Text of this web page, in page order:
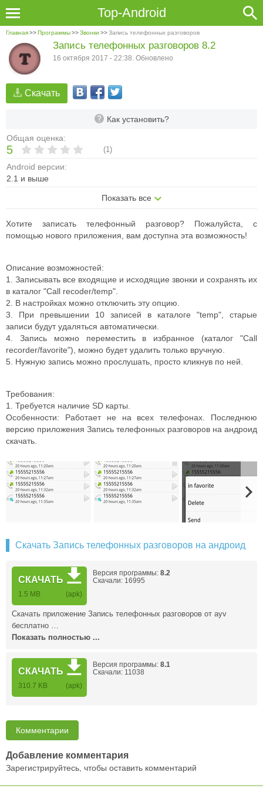
Top-Android
Главная>>Программы>>Звонки >>Запись телефонных разговоров
Скачать
Как установить?
Общая оценка:
5 (1)
Android версии:
2.1 и выше
Показать все
Запись телефонных разговоров 8.2
16 октября 2017 - 22:38. Обновлено
Хотите записать телефонный разговор? Пожалуйста, с
помощью нового приложения, вам доступна эта возможность!
Описание возможностей:
1. Записывать все входящие и исходящие звонки и сохранять их
в каталог "Call recoder/temp".
2. В настройках можно отключить эту опцию.
3. При превышении 10 записей в каталоге "temp", старые
записи будут удаляться автоматически.
4. Запись можно переместить в избранное (каталог "Call
recorder/favorite"), можно будет удалить только вручную.
5. Нужную запись можно прослушать, просто кликнув по ней.
Требования:
1. Требуется наличие SD карты.
Особенности: Работает не на всех телефонах. Последнюю
версию приложения Запись телефонных разговоров на андроид
скачать.
Скачать Запись телефонных разговоров на андроид
СКАЧАТЬ
1.5 MB (apk)
Версия программы: 8.2
Скачали: 16995
Скачать приложение Запись телефонных разговоров от ayv
бесплатно …
Показать полностью ...
СКАЧАТЬ
310.7 KB (apk)
Версия программы: 8.1
Скачали: 11038
Комментарии
Добавление комментария
Зарегистрируйтесь, чтобы оставить комментарий